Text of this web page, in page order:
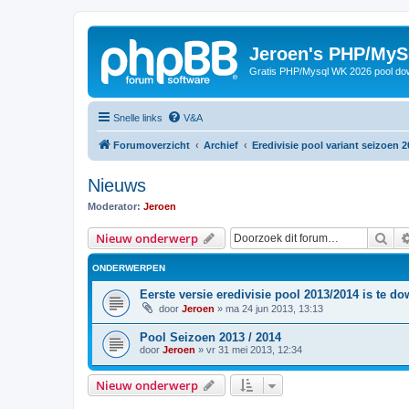
Jeroen's PHP/
Gratis PHP/Mysql WK 2026 pool
Snelle links V&A
Forumoverzicht Archief Eredivisie pool variant seizoen
Nieuws
Moderator: Jeroen
Nieuw onderwerp
ONDERWERPEN
Eerste versie eredivisie pool 2013/2014 is te
door Jeroen » ma 24 jun 2013, 13:13
Pool Seizoen 2013 / 2014
door Jeroen » vr 31 mei 2013, 12:34
Nieuw onderwerp